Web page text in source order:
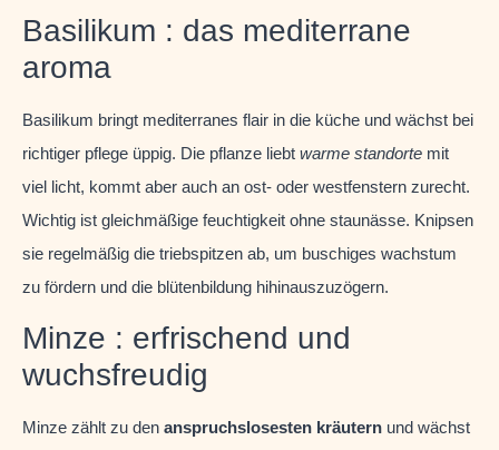
Basilikum : das mediterrane
aroma
Basilikum bringt mediterranes flair in die küche und wächst bei
richtiger pflege üppig. Die pflanze liebt warme standorte mit
viel licht, kommt aber auch an ost- oder westfenstern zurecht.
Wichtig ist gleichmäßige feuchtigkeit ohne staunässe. Knipsen
sie regelmäßig die triebspitzen ab, um buschiges wachstum
zu fördern und die blütenbildung hihinauszuzögern.
Minze : erfrischend und
wuchsfreudig
Minze zählt zu den anspruchslosesten kräutern und wächst